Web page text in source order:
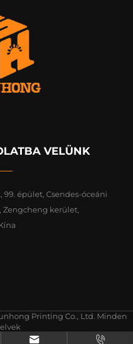
VELÜNK
99. épület, Csendes-óceáni
Zengcheng kerület,
Printing Co., Ltd. Minden